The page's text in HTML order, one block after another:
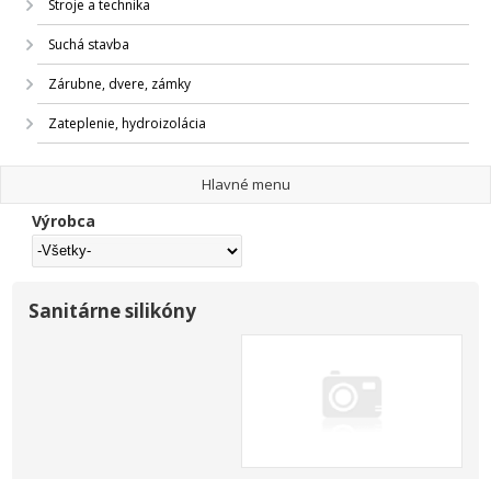
Stroje a technika
Suchá stavba
Zárubne, dvere, zámky
Zateplenie, hydroizolácia
Hlavné menu
Výrobca
Sanitárne silikóny